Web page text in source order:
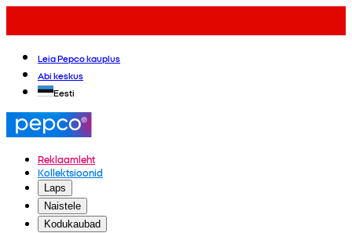
Leia Pepco kauplus
Abi keskus
Eesti
Reklaamleht
Kollektsioonid
Laps
Naistele
Kodukaubad